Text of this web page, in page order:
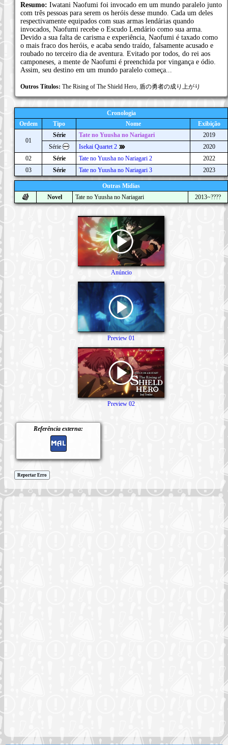
Resumo: Iwatani Naofumi foi invocado em um mundo paralelo junto
com três pessoas para serem os heróis desse mundo. Cada um deles
respectivamente equipados com suas armas lendárias quando
invocados, Naofumi recebe o Escudo Lendário como sua arma.
Devido a sua falta de carisma e experiência, Naofumi é taxado como
o mais fraco dos heróis, e acaba sendo traído, falsamente acusado e
roubado no terceiro dia de aventura. Evitado por todos, do rei aos
camponeses, a mente de Naofumi é preenchida por vingança e ódio.
Assim, seu destino em um mundo paralelo começa...
Outros Títulos: The Rising of The Shield Hero, 盾の勇者の成り上がり
Cronologia
Ordem
Tipo Nome Exibição
01
Série Tate no Yuusha no Nariagari
2019
Série
Isekai Quartet 2
2020
02
Série Tate no Yuusha no Nariagari 2
2022
03
Série Tate no Yuusha no Nariagari 3 2023
Outras Mídias
Novel
Tate no Yuusha no Nariagari 2013~????
Referência externa:
Anúncio
Preview 01
Preview 02
Reportar Erro